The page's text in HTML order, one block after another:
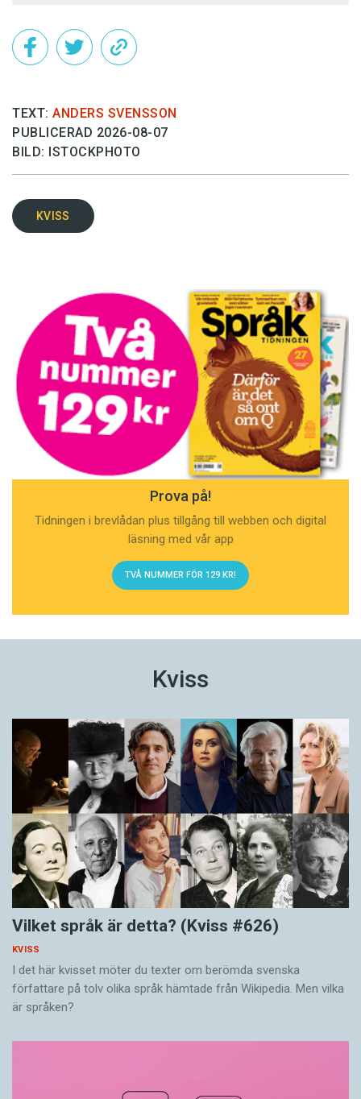
TEXT: ANDERS SVENSSON
PUBLICERAD 2026-08-07
BILD: ISTOCKPHOTO
KVISS
Prova på!
Tidningen i brevlådan plus tillgång till webben och digital
läsning med vår app
TVÅ NUMMER FÖR 129 KR!
Kviss
Vilket språk är detta? (Kviss #626)
KVISS
I det här kvisset möter du texter om berömda svenska
författare på tolv olika språk hämtade från Wikipedia. Men vilka
är språken?